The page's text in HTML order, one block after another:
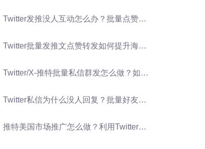
Twitter发推没人互动怎么办？批量点赞评论转发提升曝光
Twitter批量发推文点赞转发如何提升海外账号矩阵运营效率？
Twitter/X-推特批量私信群发怎么做？如何提升推特转化率？
Twitter私信为什么没人回复？批量好友群发优化X营销效果的方法
推特美国市场推广怎么做？利用Twitter好友资源进行批量群发提升客户开发效率